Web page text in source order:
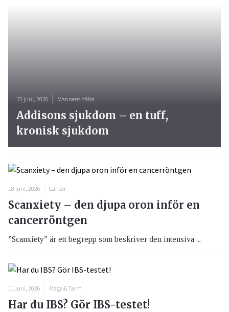
15 juni, 2026 Mannens hälsa
Addisons sjukdom – en tuff,
kronisk sjukdom
18 juni, 2026 Cancer
Scanxiety – den djupa oron inför en
cancerröntgen
”Scanxiety” är ett begrepp som beskriver den intensiva ...
11 juni, 2026 Mage & Tarm
Har du IBS? Gör IBS-testet!